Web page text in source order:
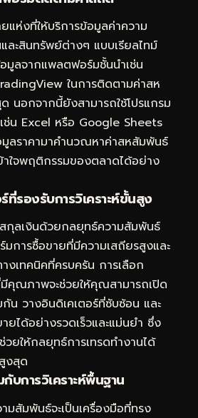
แห่งที่ให้บริการข้อมูลค่าความ
ละสินทรัพย์ต่างๆ แบบเรียลไทม์
มูลจากแพลตฟอร์มชั้นนำเช่น
ในการติดตามค่าสห
นอกจากนี้ยังสามารถใช้โปรแกรม
ช่น Excel หรือ Google Sheets
มูลราคามาคำนวณหาค่าสหสัมพันธ์
าใจพฤติกรรมของตลาดได้อย่าง
ที่รองรับการวิเคราะห์ขั้นสูง
สกุลเงินด้วยกลยุทธ์ความสัมพันธ์
การซื้อขายที่มีความเสถียรสูงและ
างเทคนิคที่ครบครัน การเลือก
คุณภาพจะช่วยให้คุณสามารถเปิด
น วางอินดิเคเตอร์ที่ซับซ้อน และ
ยได้อย่างรวดเร็วและแม่นยำ ซึ่ง
ยให้กลยุทธ์การเทรดทำงานได้
งสุด
บการวิเคราะห์พื้นฐาน
ามสัมพันธ์จะเป็นเครื่องมือที่ทรง